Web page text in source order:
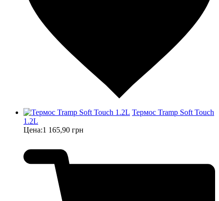
Термос Tramp Soft Touch
1.2L
Цена:1 165,90 грн